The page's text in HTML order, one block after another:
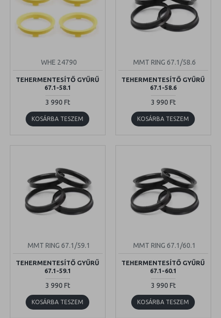
WHE 24790
TEHERMENTESÍTŐ GYŰRŰ
67.1-58.1
3 990 Ft
KOSÁRBA TESZEM
MMT RING 67.1/58.6
TEHERMENTESÍTŐ GYŰRŰ
67.1-58.6
3 990 Ft
KOSÁRBA TESZEM
MMT RING 67.1/59.1
TEHERMENTESÍTŐ GYŰRŰ
67.1-59.1
3 990 Ft
KOSÁRBA TESZEM
MMT RING 67.1/60.1
TEHERMENTESÍTŐ GYŰRŰ
67.1-60.1
3 990 Ft
KOSÁRBA TESZEM